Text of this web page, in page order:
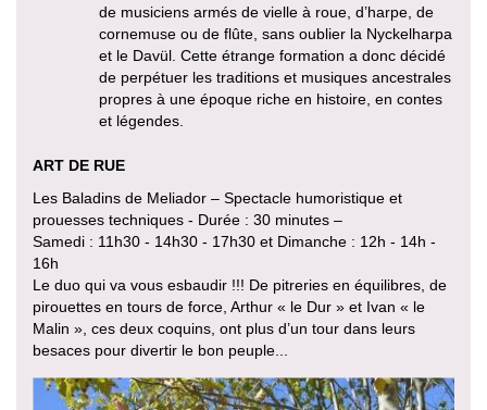
de musiciens armés de vielle à roue, d’harpe, de
cornemuse ou de flûte, sans oublier la Nyckelharpa
et le Davül. Cette étrange formation a donc décidé
de perpétuer les traditions et musiques ancestrales
propres à une époque riche en histoire, en contes
et légendes.
ART DE RUE
Les Baladins de Meliador – Spectacle humoristique et
prouesses techniques - Durée : 30 minutes –
Samedi : 11h30 - 14h30 - 17h30 et Dimanche : 12h - 14h -
16h
Le duo qui va vous esbaudir !!! De pitreries en équilibres, de
pirouettes en tours de force, Arthur « le Dur » et Ivan « le
Malin », ces deux coquins, ont plus d’un tour dans leurs
besaces pour divertir le bon peuple...